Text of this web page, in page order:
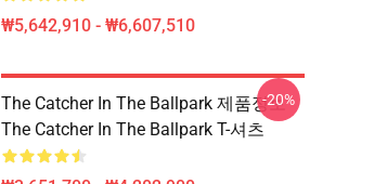
₩5,642,910 - ₩6,607,510
The Catcher In The Ballpark 제품정보
The Catcher In The Ballpark T-셔츠
-20%